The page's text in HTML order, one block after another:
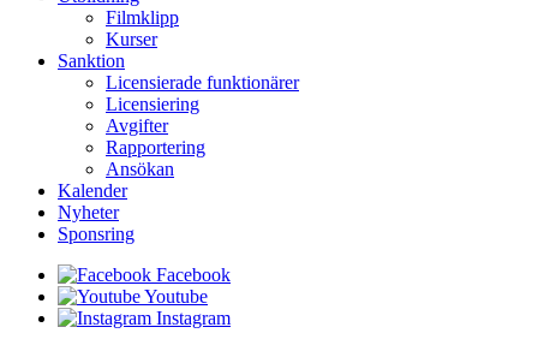
Filmklipp
Kurser
Sanktion
Licensierade funktionärer
Licensiering
Avgifter
Rapportering
Ansökan
Kalender
Nyheter
Sponsring
Facebook
Youtube
Instagram